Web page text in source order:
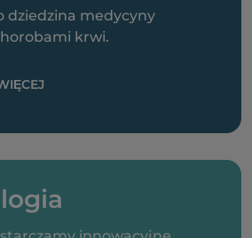
dziedzina medycyny
krwi.